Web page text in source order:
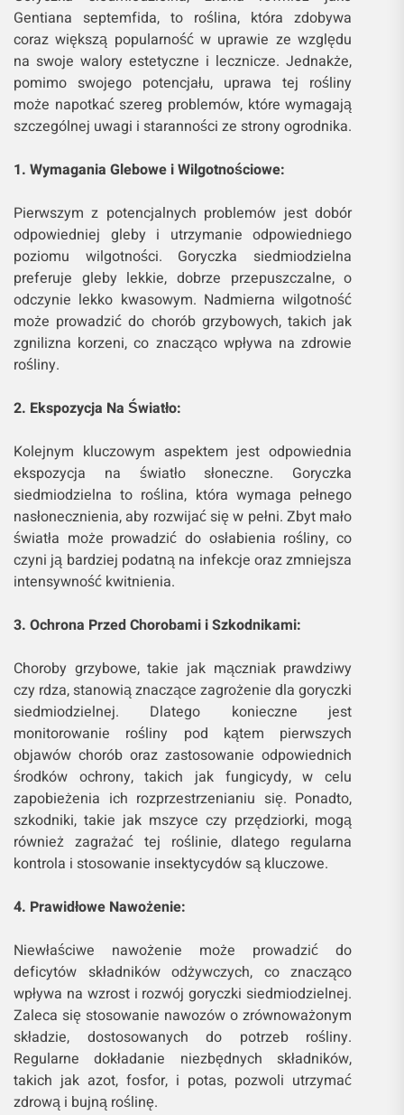
Gentiana septemfida, to roślina, która zdobywa
coraz większą popularność w uprawie ze względu
na swoje walory estetyczne i lecznicze. Jednakże,
pomimo swojego potencjału, uprawa tej rośliny
może napotkać szereg problemów, które wymagają
szczególnej uwagi i staranności ze strony ogrodnika.
1. Wymagania Glebowe i Wilgotnościowe:
Pierwszym z potencjalnych problemów jest dobór
odpowiedniej gleby i utrzymanie odpowiedniego
poziomu wilgotności. Goryczka siedmiodzielna
preferuje gleby lekkie, dobrze przepuszczalne, o
odczynie lekko kwasowym. Nadmierna wilgotność
może prowadzić do chorób grzybowych, takich jak
zgnilizna korzeni, co znacząco wpływa na zdrowie
rośliny.
2. Ekspozycja Na Światło:
Kolejnym kluczowym aspektem jest odpowiednia
ekspozycja na światło słoneczne. Goryczka
siedmiodzielna to roślina, która wymaga pełnego
nasłonecznienia, aby rozwijać się w pełni. Zbyt mało
światła może prowadzić do osłabienia rośliny, co
czyni ją bardziej podatną na infekcje oraz zmniejsza
intensywność kwitnienia.
3. Ochrona Przed Chorobami i Szkodnikami:
Choroby grzybowe, takie jak mączniak prawdziwy
czy rdza, stanowią znaczące zagrożenie dla goryczki
siedmiodzielnej. Dlatego konieczne jest
monitorowanie rośliny pod kątem pierwszych
objawów chorób oraz zastosowanie odpowiednich
środków ochrony, takich jak fungicydy, w celu
zapobieżenia ich rozprzestrzenianiu się. Ponadto,
szkodniki, takie jak mszyce czy przędziorki, mogą
również zagrażać tej roślinie, dlatego regularna
kontrola i stosowanie insektycydów są kluczowe.
4. Prawidłowe Nawożenie:
Niewłaściwe nawożenie może prowadzić do
deficytów składników odżywczych, co znacząco
wpływa na wzrost i rozwój goryczki siedmiodzielnej.
Zaleca się stosowanie nawozów o zrównoważonym
składzie, dostosowanych do potrzeb rośliny.
Regularne dokładanie niezbędnych składników,
takich jak azot, fosfor, i potas, pozwoli utrzymać
zdrową i bujną roślinę.